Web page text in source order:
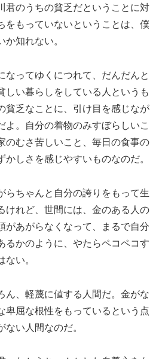
のうちの貧乏だということに対
をもっていないということは、僕
か知れない。
ってゆくにつれて、だんだんと
しい暮らしをしている人というも
貧乏なことに、引け目を感じなが
よ。自分の着物のみすぼらしいこ
のむさ苦しいこと、毎日の食事の
しさを感じやすいものなのだ。
ちゃんと自分の誇りをもって生
けれど、世間には、金のある人の
があがらなくなって、まるで自分
るかのように、やたらペコペコす
ない。
、軽蔑に値する人間だ。金がな
卑屈な根性をもっているという点
ない人間なのだ。